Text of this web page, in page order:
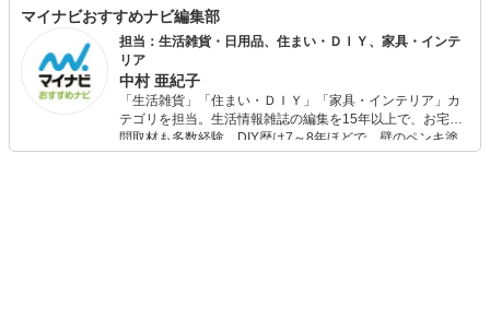
らし研究所』を設立。 奈良市で草屋根の家に暮らしなが
ら、家族５人分のお米と野菜をつくり、自給生活を送る。
NHK総合テレビ「ぐるっと関西おひるまえ」では、野菜づ
くり講師として10年間毎月出演。NHK出版WEBサイト「み
んなの趣味の園芸」でブログ担当。YouTubeチャンネル
「園芸研究家はたさんの野菜づくりチャンネル」を発信。
マイナビおすすめナビ編集部
担当：生活雑貨・日用品、住まい・ＤＩＹ、家具・インテ
リア
中村 亜紀子
「生活雑貨」「住まい・ＤＩＹ」「家具・インテリア」カ
テゴリを担当。生活情報雑誌の編集を15年以上で、お宅訪
問取材も多数経験。DIY歴は7～8年ほどで、壁のペンキ塗
りや壁紙チェンジなどもチャレンジ済み。初心者でもモノ